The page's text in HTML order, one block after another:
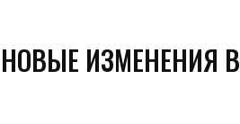
ИЗМЕНЕНИЯ В